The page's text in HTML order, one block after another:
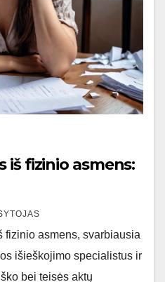
iš fizinio asmens:
fizinio asmens, svarbiausia
išieškojimo specialistus ir
bei teisės aktų